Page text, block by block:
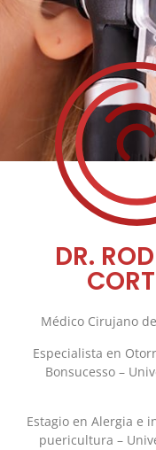
DR.
Médico Cirujano
Especialista en
Bonsucesso –
Estagio en Alergia e
puericultura –